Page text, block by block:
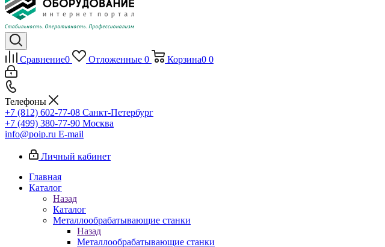
Сравнение0 Отложенные 0 Корзина0 0
Телефоны
+7 (812) 602-77-08 Санкт-Петербург
+7 (499) 380-77-90 Москва
info@poip.ru E-mail
Личный кабинет
Главная
Каталог
Назад
Каталог
Металлообрабатывающие станки
Назад
Металлообрабатывающие станки